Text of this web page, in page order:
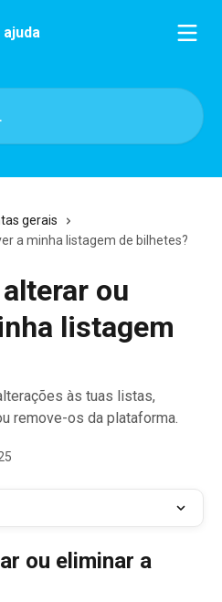
gerais
a minha listagem de bilhetes?
ou
listagem
às tuas listas,
remove-os da plataforma.
ou eliminar a